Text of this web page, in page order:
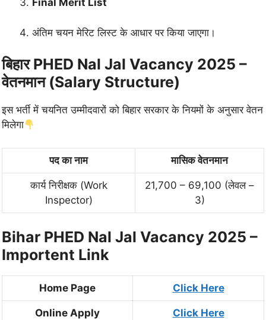
Final Merit List
अंतिम चयन मेरिट लिस्ट के आधार पर किया जाएगा।
बिहार PHED Nal Jal Vacancy 2025 –
वेतनमान (Salary Structure)
इस भर्ती में चयनित उम्मीदवारों को बिहार सरकार के नियमों के अनुसार वेतन
मिलेगा
पद का नाम मासिक वेतनमान
कार्य निरीक्षक (Work
Inspector)
21,700 – 69,100 (लेवल –
3)
Bihar PHED Nal Jal Vacancy 2025 –
Importent Link
Home Page Click Here
Online Apply Click Here